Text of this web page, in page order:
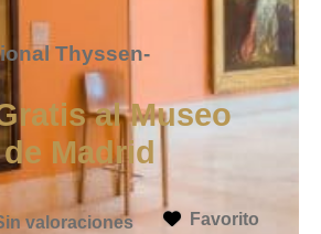
Thyssen-
al Museo
Madrid
valoraciones Favorito